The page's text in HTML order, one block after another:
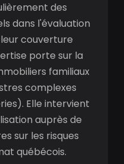
des
dans l'évaluation
couverture
porte sur la
familiaux
complexes
Elle intervient
auprès de
sur les risques
québécois.